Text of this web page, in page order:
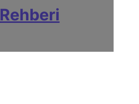
Rehberi